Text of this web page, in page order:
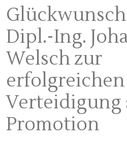
Dipl.-Ing.
Welsch zur
erfolgreichen
Verteidigung
Promotion